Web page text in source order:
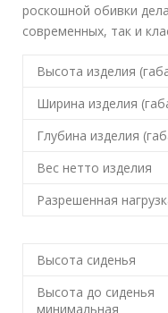
роскошной обивки
современных, так и
Высота изделия
Ширина изделия
Глубина изделия
Вес нетто изделия
Разрешенная
Высота сиденья
Высота до сиденья
минимальная